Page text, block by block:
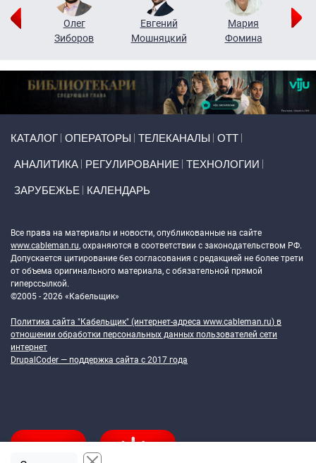
Олег
Зиборов
Евгений
Мошняцкий
Мария
Фомина
КАТАЛОГ ОПЕРАТОРЫ ТЕЛЕКАНАЛЫ ОТТ
АНАЛИТИКА РЕГУЛИРОВАНИЕ ТЕХНОЛОГИИ
ЗАРУБЕЖЬЕ КАЛЕНДАРЬ
Все права на материалы и новости, опубликованные на сайте
www.cableman.ru, охраняются в соответствии с законодательством РФ.
Допускается цитирование без согласования с редакцией не более трети
от объема оригинального материала, с обязательной прямой
гиперссылкой.
©2005 - 2026 «Кабельщик»
Политика сайта "Кабельщик" (интернет-адреса www.cableman.ru) в
отношении обработки персональных данных пользователей сети
интернет
DrupalCoder — поддержка сайта c 2017 года